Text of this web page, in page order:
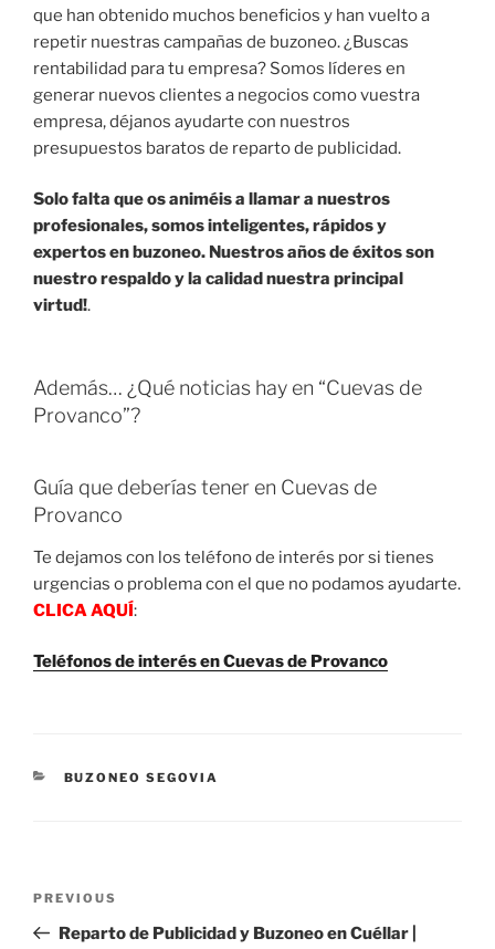
que han obtenido muchos beneficios y han vuelto a
repetir nuestras campañas de buzoneo. ¿Buscas
rentabilidad para tu empresa? Somos líderes en
generar nuevos clientes a negocios como vuestra
empresa, déjanos ayudarte con nuestros
presupuestos baratos de reparto de publicidad.
Solo falta que os animéis a llamar a nuestros
profesionales, somos inteligentes, rápidos y
expertos en buzoneo. Nuestros años de éxitos son
nuestro respaldo y la calidad nuestra principal
virtud!.
Además… ¿Qué noticias hay en “Cuevas de
Provanco”?
Guía que deberías tener en Cuevas de
Provanco
Te dejamos con los teléfono de interés por si tienes
urgencias o problema con el que no podamos ayudarte.
CLICA AQUÍ:
Teléfonos de interés en Cuevas de Provanco
CATEGORIES
BUZONEO SEGOVIA
Previous
Post
PREVIOUS
Reparto de Publicidad y Buzoneo en Cuéllar |